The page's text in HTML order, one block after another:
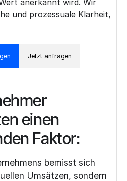
anerkannt wird. Wir
und prozessuale Klarheit,
Jetzt anfragen
einen
Faktor:
bemisst sich
Umsätzen, sondern